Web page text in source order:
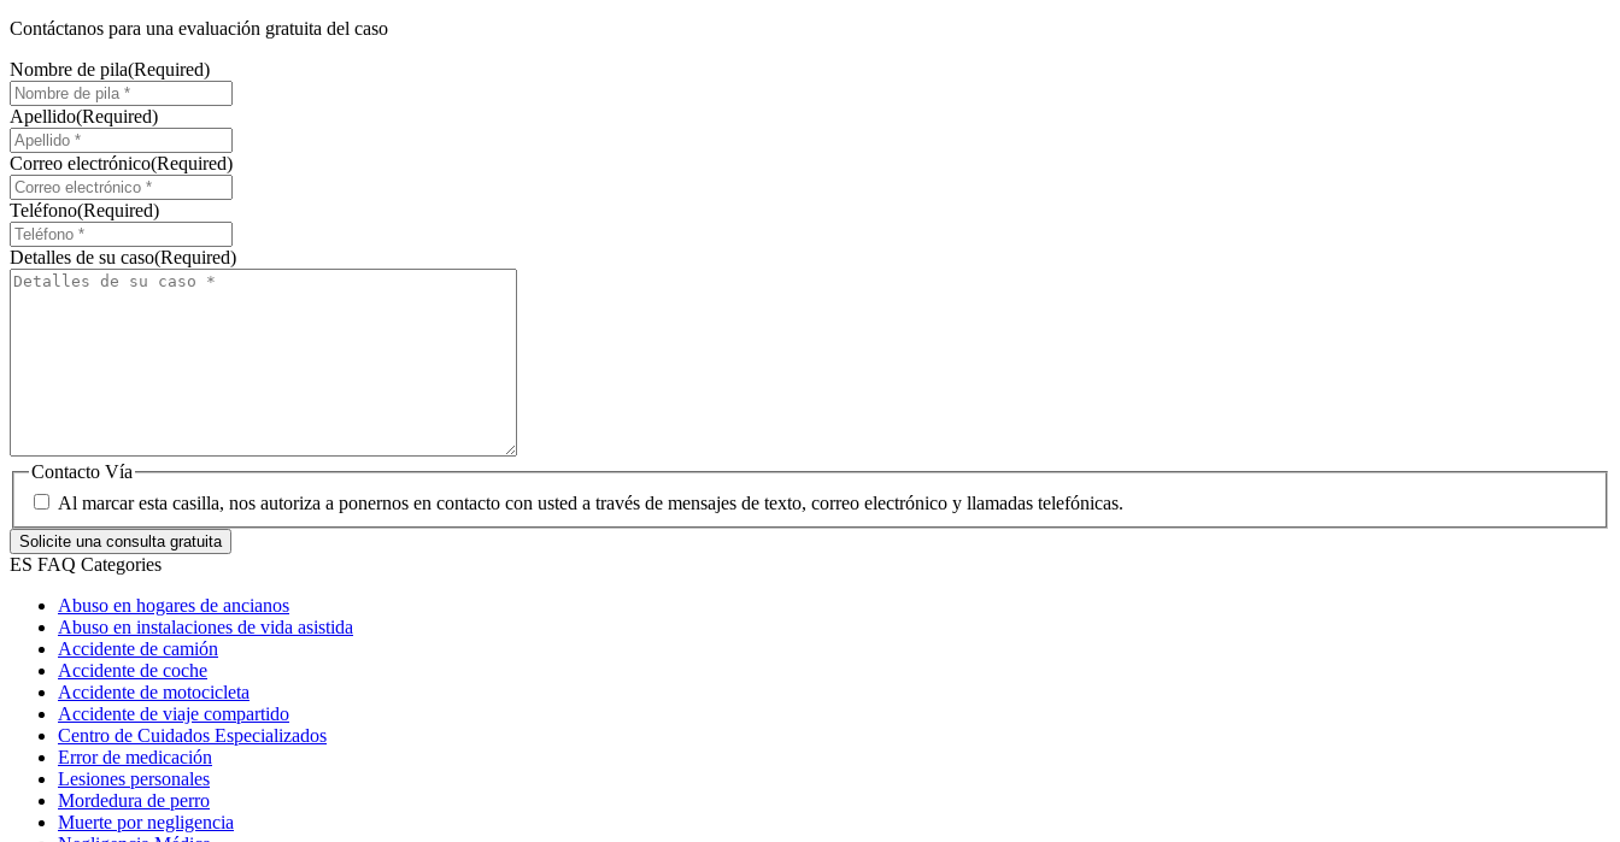
Contáctanos para una evaluación gratuita del caso
Nombre de pila(Required)
Apellido(Required)
Correo electrónico(Required)
Teléfono(Required)
Detalles de su caso(Required)
Contacto Vía
Al marcar esta casilla, nos autoriza a ponernos en contacto con usted a través de mensajes de texto, correo electrónico y llamadas telefónicas.
ES FAQ Categories
Abuso en hogares de ancianos
Abuso en instalaciones de vida asistida
Accidente de camión
Accidente de coche
Accidente de motocicleta
Accidente de viaje compartido
Centro de Cuidados Especializados
Error de medicación
Lesiones personales
Mordedura de perro
Muerte por negligencia